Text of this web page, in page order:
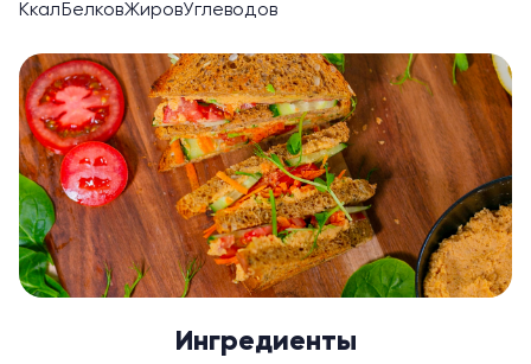
Ккал БелковЖировУглеводов
Ингредиенты